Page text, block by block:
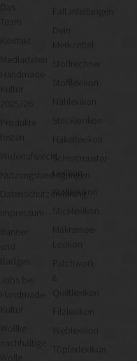
Das
Team
Kontakt
Mediadaten
Kultur
2025/26
Produkte
testen
Widerrufsrecht
Nutzungsbedingungen
Datenschutzerklärung
Kultur
Wollke –
nachhaltige
Faltanleitungen
Merkzettel
Stoffrechner
Stofflexikon
Nählexikon
Stricklexikon
Häkellexikon
Schnittmuster-
Lexikon
Wolllexikon
Sticklexikon
Makramee-
Lexikon
Patchwork-
&
Quiltlexikon
Filzlexikon
Weblexikon
Töpferlexikon